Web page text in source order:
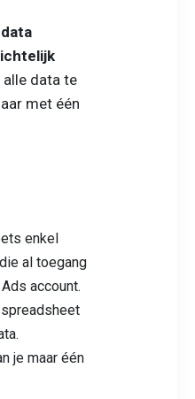
data te
met één
enkel
al toegang
account.
je maar één